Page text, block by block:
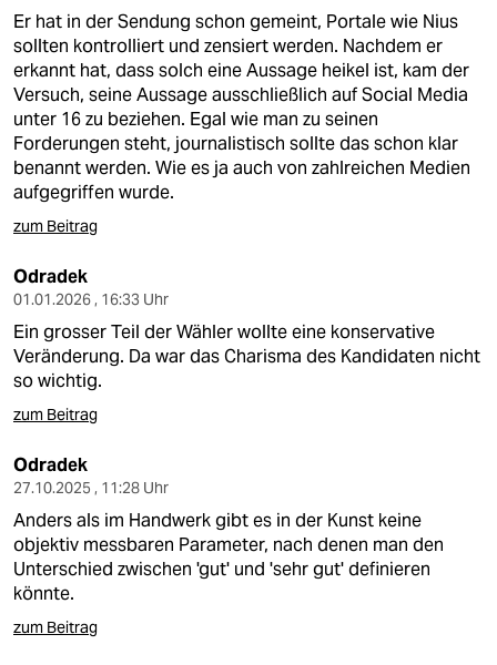
verlag
verlag
veranstaltungen
shop
fragen & hilfe
unterstützen
abo
genossenschaft
epaper login
Er hat in der Sendung schon gemeint, Portale wie Nius
sollten kontrolliert und zensiert werden. Nachdem er
erkannt hat, dass solch eine Aussage heikel ist, kam der
Versuch, seine Aussage ausschließlich auf Social Media
unter 16 zu beziehen. Egal wie man zu seinen
Forderungen steht, journalistisch sollte das schon klar
benannt werden. Wie es ja auch von zahlreichen Medien
aufgegriffen wurde.
zum Beitrag
Odradek
01.01.2026 , 16:33 Uhr
Ein grosser Teil der Wähler wollte eine konservative
Veränderung. Da war das Charisma des Kandidaten nicht
so wichtig.
zum Beitrag
Odradek
27.10.2025 , 11:28 Uhr
Anders als im Handwerk gibt es in der Kunst keine
objektiv messbaren Parameter, nach denen man den
Unterschied zwischen 'gut' und 'sehr gut' definieren
könnte.
zum Beitrag